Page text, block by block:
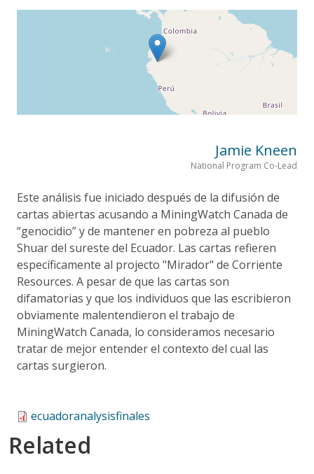
Jamie Kneen
National Program Co-Lead
Este análisis fue iniciado después de la difusión de
cartas abiertas acusando a MiningWatch Canada de
“genocidio” y de mantener en pobreza al pueblo
Shuar del sureste del Ecuador. Las cartas refieren
específicamente al projecto "Mirador" de Corriente
Resources. A pesar de que las cartas son
difamatorias y que los individuos que las escribieron
obviamente malentendieron el trabajo de
MiningWatch Canada, lo consideramos necesario
tratar de mejor entender el contexto del cual las
cartas surgieron.
ecuadoranalysisfinales
Related